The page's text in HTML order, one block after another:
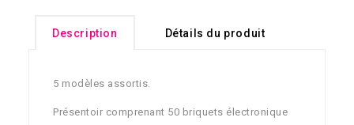
Description Détails du produit
5 modèles assortis.
Présentoir comprenant 50 briquets électronique